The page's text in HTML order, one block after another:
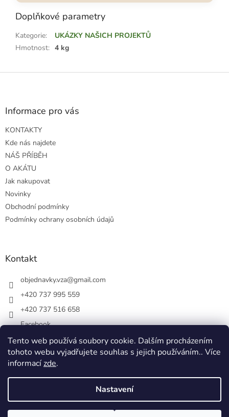
Tento web používá soubory cookie. Dalším procházením
tohoto webu vyjadřujete souhlas s jejich používáním.. Více
informacízde.
Nastavení
Doplňkové parametry
Kategorie:
UKÁZKY NAŠICH PROJEKTŮ
Hmotnost: 4 kg
Z
Informace pro vás
KONTAKTY
Kde nás najdete
NÁŠ PŘÍBĚH
O AKÁTU
Jak nakupovat
Novinky
Obchodní podmínky
Podmínky ochrany osobních údajů
Kontakt
objednavky.vza@gmail.com
+420 737 995 559
+420 737 516 658
Facebook
vsezakatu/
+420 737 516 658
Vytvořil Shoptet